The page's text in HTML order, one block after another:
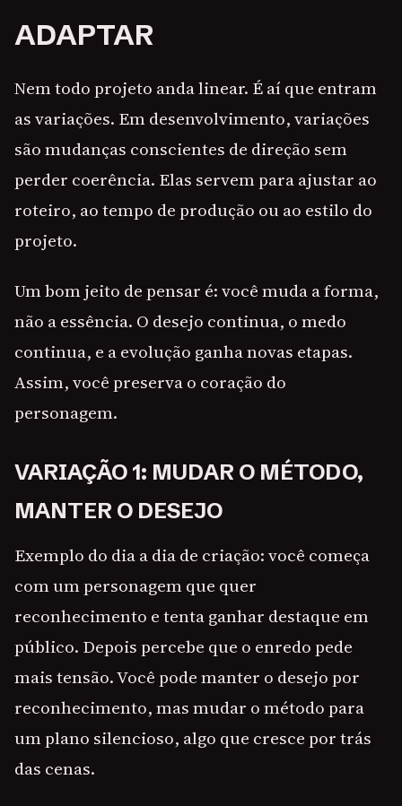
ADAPTAR
Nem todo projeto anda linear. É aí que entram
as variações. Em desenvolvimento, variações
são mudanças conscientes de direção sem
perder coerência. Elas servem para ajustar ao
roteiro, ao tempo de produção ou ao estilo do
projeto.
Um bom jeito de pensar é: você muda a forma,
não a essência. O desejo continua, o medo
continua, e a evolução ganha novas etapas.
Assim, você preserva o coração do
personagem.
VARIAÇÃO 1: MUDAR O MÉTODO,
MANTER O DESEJO
Exemplo do dia a dia de criação: você começa
com um personagem que quer
reconhecimento e tenta ganhar destaque em
público. Depois percebe que o enredo pede
mais tensão. Você pode manter o desejo por
reconhecimento, mas mudar o método para
um plano silencioso, algo que cresce por trás
das cenas.